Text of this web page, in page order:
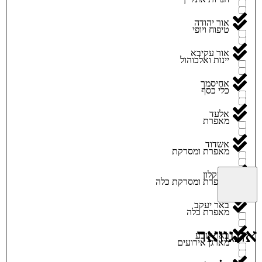
טיפוח ויופי
יינות ואלכוהול
כלי כסף
מאפרת
מאפרת ומסרקת
מאפרת ומסרקת כלה
מאפרת כלה
מארגן אירועים
אור יהודה
אור עקיבא
אחיסמך
אלעד
אשדוד
אשקלון
באר יעקב
באר שבע
אונגוואר